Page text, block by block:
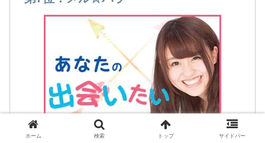
ホーム 検索 トップ サイドバー